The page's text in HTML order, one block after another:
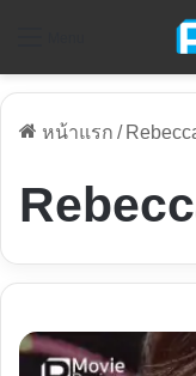
หน้าแรก /